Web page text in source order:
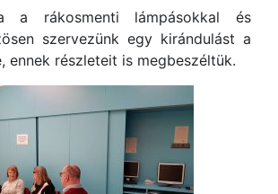
a rákosmenti lámpásokkal és
szervezünk egy kirándulást a
ennek részleteit is megbeszéltük.